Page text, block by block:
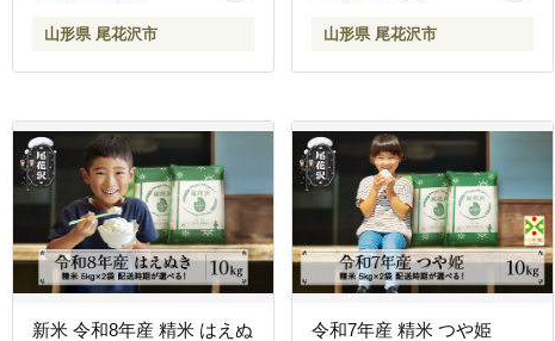
山形県 尾花沢市 山形県 尾花沢市
新米 令和8年産 精米 はえぬ
令和7年産 精米 つや姫